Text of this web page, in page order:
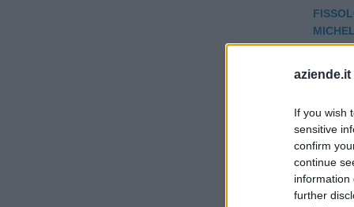
aziende.it
If you wish
sensitive
confirm
continue
information
further
4UP